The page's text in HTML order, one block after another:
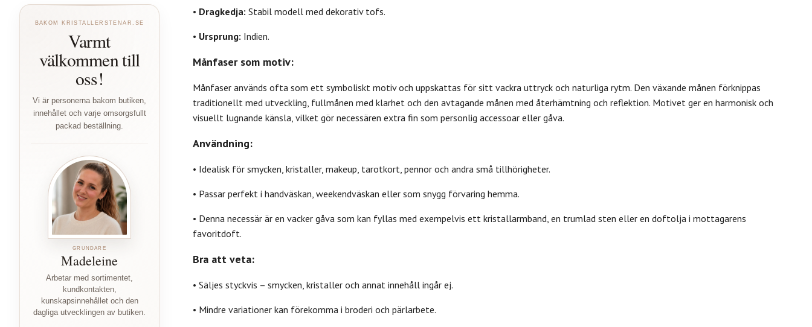
BAKOM KRISTALLERSTENAR.SE
Varmt
välkommen till
oss!
Vi är personerna bakom butiken,
innehållet och varje omsorgsfullt
packad beställning.
GRUNDARE
Madeleine
Arbetar med sortimentet,
kundkontakten,
kunskapsinnehållet och den
dagliga utvecklingen av butiken.
• Dragkedja: Stabil modell med dekorativ tofs.
• Ursprung: Indien.
Månfaser som motiv:
Månfaser används ofta som ett symboliskt motiv och uppskattas för sitt vackra uttryck och naturliga rytm. Den växande månen förknippas
traditionellt med utveckling, fullmånen med klarhet och den avtagande månen med återhämtning och reflektion. Motivet ger en harmonisk och
visuellt lugnande känsla, vilket gör necessären extra fin som personlig accessoar eller gåva.
Användning:
• Idealisk för smycken, kristaller, makeup, tarotkort, pennor och andra små tillhörigheter.
• Passar perfekt i handväskan, weekendväskan eller som snygg förvaring hemma.
• Denna necessär är en vacker gåva som kan fyllas med exempelvis ett kristallarmband, en trumlad sten eller en doftolja i mottagarens
favoritdoft.
Bra att veta:
• Säljes styckvis – smycken, kristaller och annat innehåll ingår ej.
• Mindre variationer kan förekomma i broderi och pärlarbete.